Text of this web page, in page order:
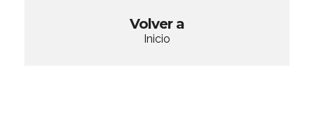
Volver a
Inicio